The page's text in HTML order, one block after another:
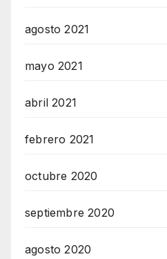
agosto 2021
mayo 2021
abril 2021
febrero 2021
octubre 2020
septiembre 2020
agosto 2020